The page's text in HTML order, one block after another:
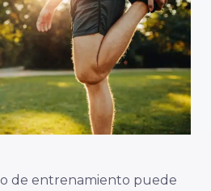
de entrenamiento puede